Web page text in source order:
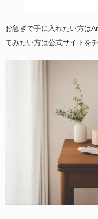
お急ぎで手に入れたい方は
てみたい方は公式サイトを